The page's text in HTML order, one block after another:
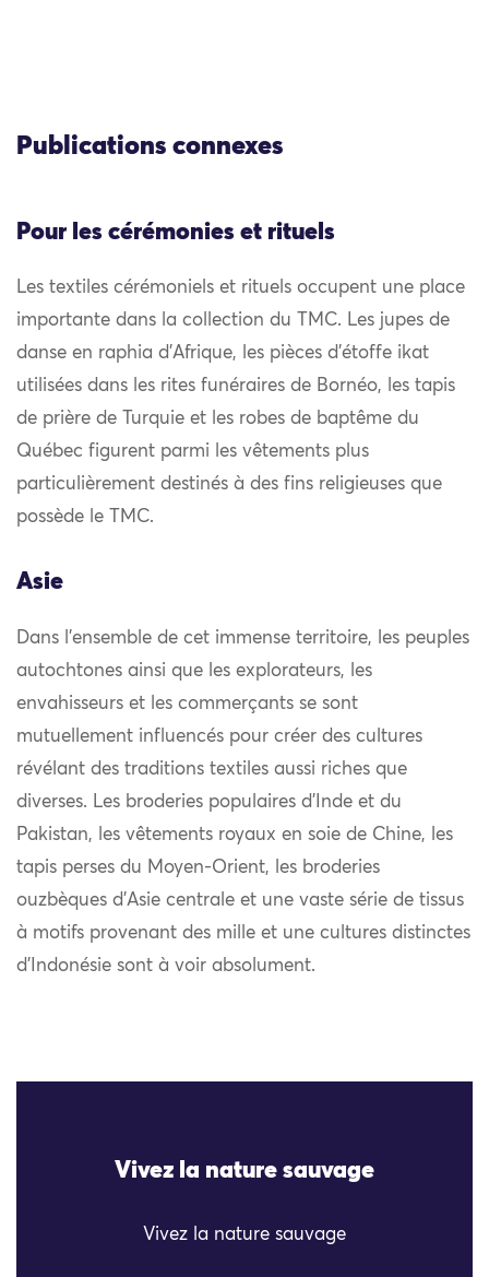
Publications connexes
Pour les cérémonies et rituels
Les textiles cérémoniels et rituels occupent une place
importante dans la collection du TMC. Les jupes de
danse en raphia d’Afrique, les pièces d’étoffe ikat
utilisées dans les rites funéraires de Bornéo, les tapis
de prière de Turquie et les robes de baptême du
Québec figurent parmi les vêtements plus
particulièrement destinés à des fins religieuses que
possède le TMC.
Asie
Dans l’ensemble de cet immense territoire, les peuples
autochtones ainsi que les explorateurs, les
envahisseurs et les commerçants se sont
mutuellement influencés pour créer des cultures
révélant des traditions textiles aussi riches que
diverses. Les broderies populaires d’Inde et du
Pakistan, les vêtements royaux en soie de Chine, les
tapis perses du Moyen-Orient, les broderies
ouzbèques d’Asie centrale et une vaste série de tissus
à motifs provenant des mille et une cultures distinctes
d’Indonésie sont à voir absolument.
Vivez la nature sauvage
Vivez la nature sauvage